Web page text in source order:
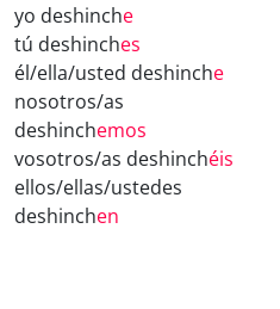
yo deshinche
tú deshinches
él/ella/usted deshinche
nosotros/as
deshinchemos
vosotros/as deshinchéis
ellos/ellas/ustedes
deshinchen